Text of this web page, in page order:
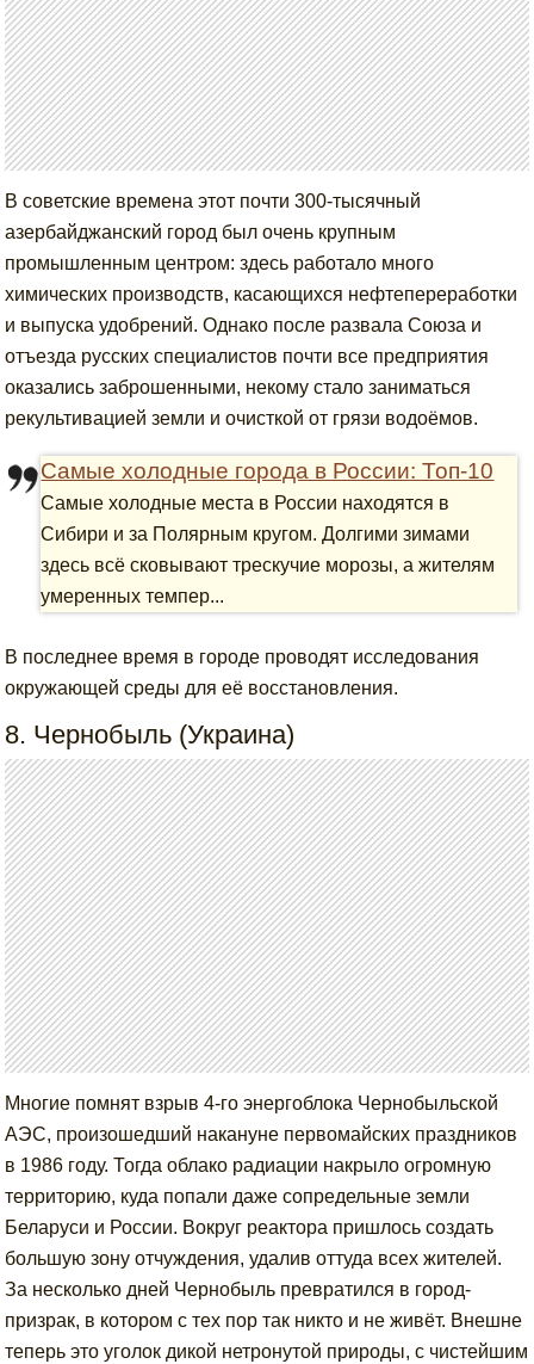
В советские времена этот почти 300-тысячный
азербайджанский город был очень крупным
промышленным центром: здесь работало много
химических производств, касающихся нефтепереработки
и выпуска удобрений. Однако после развала Союза и
отъезда русских специалистов почти все предприятия
оказались заброшенными, некому стало заниматься
рекультивацией земли и очисткой от грязи водоёмов.
Самые холодные города в России: Топ-10
Самые холодные места в России находятся в
Сибири и за Полярным кругом. Долгими зимами
здесь всё сковывают трескучие морозы, а жителям
умеренных темпер...
В последнее время в городе проводят исследования
окружающей среды для её восстановления.
8. Чернобыль (Украина)
Многие помнят взрыв 4-го энергоблока Чернобыльской
АЭС, произошедший накануне первомайских праздников
в 1986 году. Тогда облако радиации накрыло огромную
территорию, куда попали даже сопредельные земли
Беларуси и России. Вокруг реактора пришлось создать
большую зону отчуждения, удалив оттуда всех жителей.
За несколько дней Чернобыль превратился в город-
призрак, в котором с тех пор так никто и не живёт. Внешне
теперь это уголок дикой нетронутой природы, с чистейшим